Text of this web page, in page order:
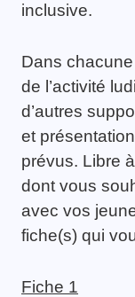
inclusive.
Dans
de l’activité
d’autres
et
prévus. Libre
dont vous
avec vos
fiche(s) qui
Fiche 1